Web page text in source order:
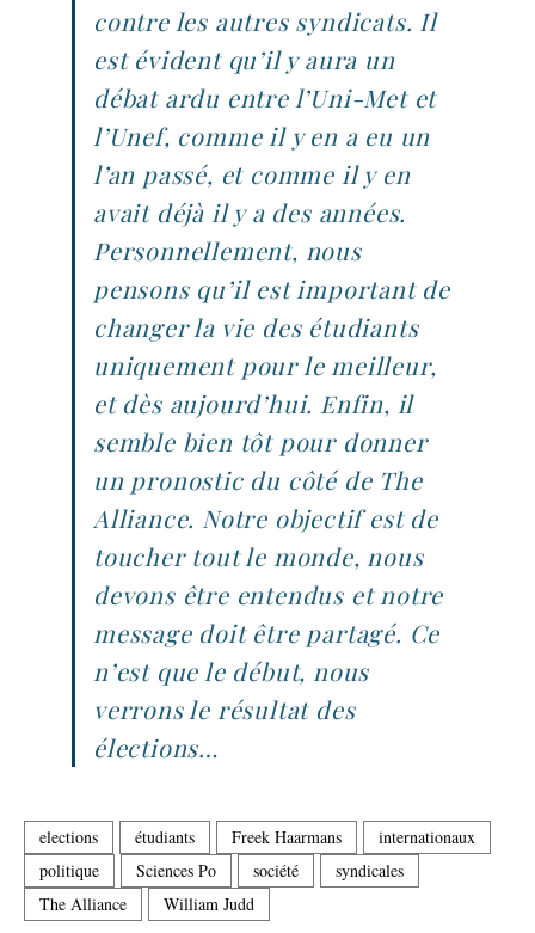
contre les autres syndicats. Il
est évident qu’il y aura un
débat ardu entre l’Uni-Met et
l’Unef, comme il y en a eu un
l’an passé, et comme il y en
avait déjà il y a des années.
Personnellement, nous
pensons qu’il est important de
changer la vie des étudiants
uniquement pour le meilleur,
et dès aujourd’hui. Enfin, il
semble bien tôt pour donner
un pronostic du côté de The
Alliance. Notre objectif est de
toucher tout le monde, nous
devons être entendus et notre
message doit être partagé. Ce
n’est que le début, nous
verrons le résultat des
élections…
elections étudiants Freek Haarmans
internationaux
politique
Sciences Po société
syndicales
The Alliance
William Judd